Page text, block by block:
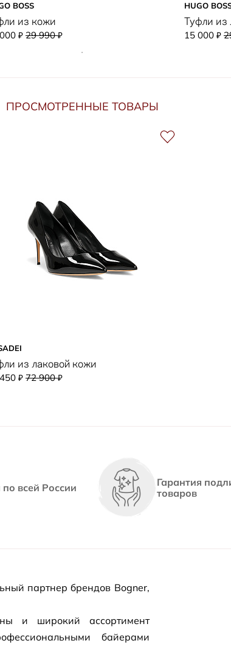
BOSS
из кожи
₽ 29 990₽
HUGO
Туфли из
15 000 ₽
ПРОСМОТРЕННЫЕ ТОВАРЫ
из лаковой кожи
₽ 72 900₽
всей России
Гарантия
товаров
партнер брендов Bogner,
и широкий ассортимент
байерами